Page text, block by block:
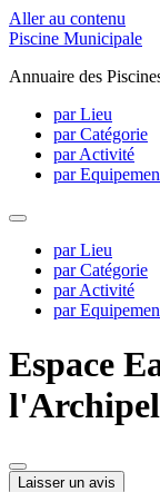
Aller au contenu
Piscine Municipale
Annuaire des
par Lieu
par Catégorie
par Activité
par
par Lieu
par Catégorie
par Activité
par
Espace
Laisser un avis